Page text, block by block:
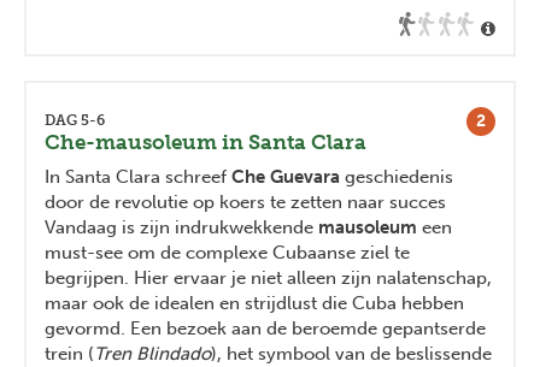
2
DAG 5-6
Che-mausoleum in Santa Clara
In Santa Clara schreef Che Guevara geschiedenis
door de revolutie op koers te zetten naar succes
Vandaag is zijn indrukwekkende mausoleum een
must-see om de complexe Cubaanse ziel te
begrijpen. Hier ervaar je niet alleen zijn nalatenschap,
maar ook de idealen en strijdlust die Cuba hebben
gevormd. Een bezoek aan de beroemde gepantserde
trein (Tren Blindado), het symbool van de beslissende